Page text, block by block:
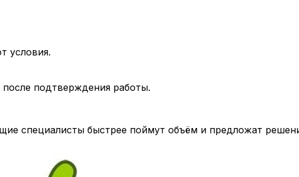
условия.
подтверждения работы.
специалисты быстрее поймут объём и предложат